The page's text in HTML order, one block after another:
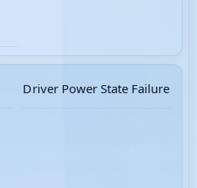
Driver Power State Failure